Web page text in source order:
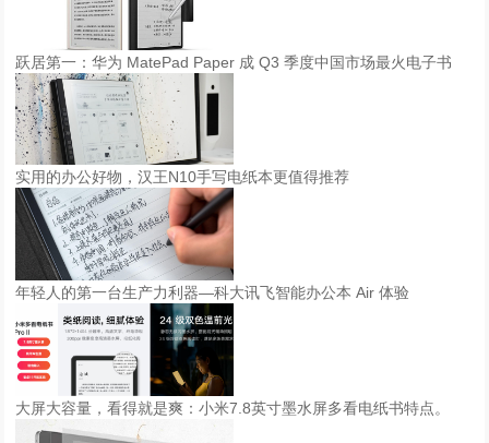
跃居第一：华为 MatePad Paper 成 Q3 季度中国市场最火电子书
实用的办公好物，汉王N10手写电纸本更值得推荐
年轻人的第一台生产力利器—科大讯飞智能办公本 Air 体验
大屏大容量，看得就是爽：小米7.8英寸墨水屏多看电纸书特点。